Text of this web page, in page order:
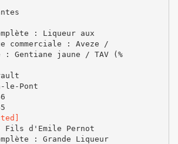
: Liqueur aux
commerciale : Aveze /
Gentiane jaune / TAV (%
le-Pont
d'Emile Pernot
: Grande Liqueur